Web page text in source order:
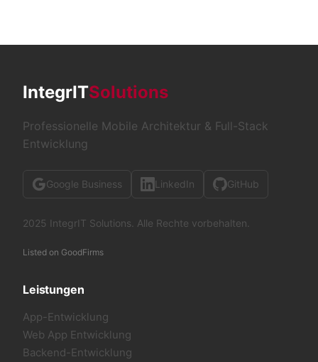
IntegrITSolutions
Professionelle Mobile Architektur & Full-Stack
Entwicklung
Google Business LinkedIn GitHub
2025 IntegrIT Solutions. Alle Rechte vorbehalten.
Listed on GoodFirms
Leistungen
App-Entwicklung
Web App Entwicklung
Backend-Entwicklung